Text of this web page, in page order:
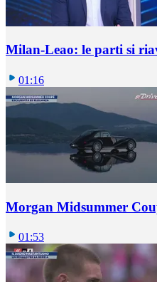
Milan-Leao: le parti si
01:16
Morgan Midsummer
01:53